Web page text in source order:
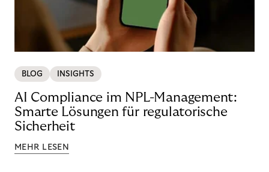
BLOG INSIGHTS
AI Compliance im NPL-Management:
Smarte Lösungen für regulatorische
Sicherheit
MEHR LESEN